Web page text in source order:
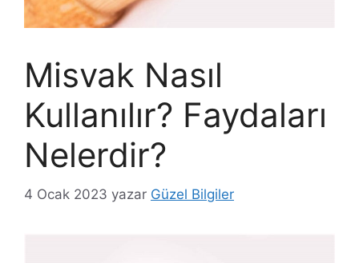
Misvak Nasıl
Kullanılır? Faydaları
Nelerdir?
4 Ocak 2023 yazar Güzel Bilgiler